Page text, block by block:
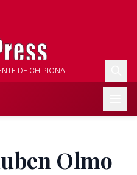
DE CHIPIONA
Olmo